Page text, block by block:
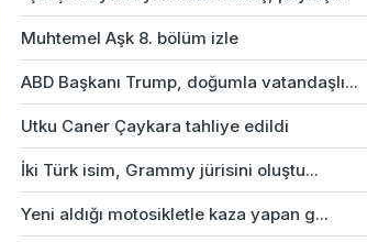
Muhtemel Aşk 8. bölüm izle
ABD Başkanı Trump, doğumla vatandaşlı...
Utku Caner Çaykara tahliye edildi
İki Türk isim, Grammy jürisini oluştu...
Yeni aldığı motosikletle kaza yapan g...